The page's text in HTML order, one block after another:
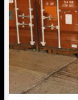
KALENDÁŘ
KVÍZY
VIP
TRENDY
PROGRAM
PLAYLIST
JAK NALADIT